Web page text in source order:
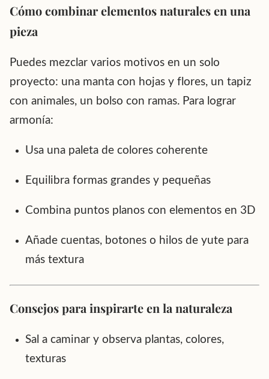
Cómo combinar elementos naturales en una
pieza
Puedes mezclar varios motivos en un solo
proyecto: una manta con hojas y flores, un tapiz
con animales, un bolso con ramas. Para lograr
armonía:
Usa una paleta de colores coherente
Equilibra formas grandes y pequeñas
Combina puntos planos con elementos en 3D
Añade cuentas, botones o hilos de yute para
más textura
Consejos para inspirarte en la naturaleza
Sal a caminar y observa plantas, colores,
texturas